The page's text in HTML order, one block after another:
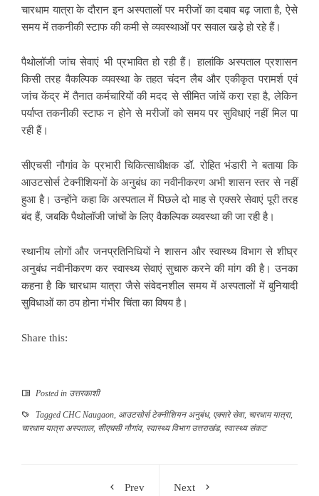
चारधाम यात्रा के दौरान इन अस्पतालों पर मरीजों का दबाव बढ़ जाता है, ऐसे
समय में तकनीकी स्टाफ की कमी से व्यवस्थाओं पर सवाल खड़े हो रहे हैं।
पैथोलॉजी जांच सेवाएं भी प्रभावित हो रही हैं। हालांकि अस्पताल प्रशासन
किसी तरह वैकल्पिक व्यवस्था के तहत चंदन लैब और एकीकृत परामर्श एवं
जांच केंद्र में तैनात कर्मचारियों की मदद से सीमित जांचें करा रहा है, लेकिन
पर्याप्त तकनीकी स्टाफ न होने से मरीजों को समय पर सुविधाएं नहीं मिल पा
रही हैं।
सीएचसी नौगांव के प्रभारी चिकित्साधीक्षक डॉ. रोहित भंडारी ने बताया कि
आउटसोर्स टेक्नीशियनों के अनुबंध का नवीनीकरण अभी शासन स्तर से नहीं
हुआ है। उन्होंने कहा कि अस्पताल में पिछले दो माह से एक्सरे सेवाएं पूरी तरह
बंद हैं, जबकि पैथोलॉजी जांचों के लिए वैकल्पिक व्यवस्था की जा रही है।
स्थानीय लोगों और जनप्रतिनिधियों ने शासन और स्वास्थ्य विभाग से शीघ्र
अनुबंध नवीनीकरण कर स्वास्थ्य सेवाएं सुचारु करने की मांग की है। उनका
कहना है कि चारधाम यात्रा जैसे संवेदनशील समय में अस्पतालों में बुनियादी
सुविधाओं का ठप होना गंभीर चिंता का विषय है।
Share this:
Posted in उत्तरकाशी
Tagged CHC Naugaon, आउटसोर्स टेक्नीशियन अनुबंध, एक्सरे सेवा, चारधाम यात्रा,
चारधाम यात्रा अस्पताल, सीएचसी नौगांव, स्वास्थ्य विभाग उत्तराखंड, स्वास्थ्य संकट
Prev Next